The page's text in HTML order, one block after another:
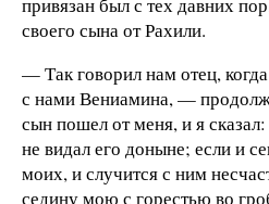
привязан был с тех давних
своего сына от Рахили.
— Так говорил нам отец,
с нами Вениамина, —
сын пошел от меня, и я
не видал его доныне; если и
моих, и случится с ним
седину мою с горестью во